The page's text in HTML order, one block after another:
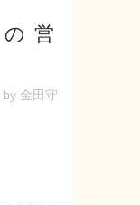
営
by 金田守